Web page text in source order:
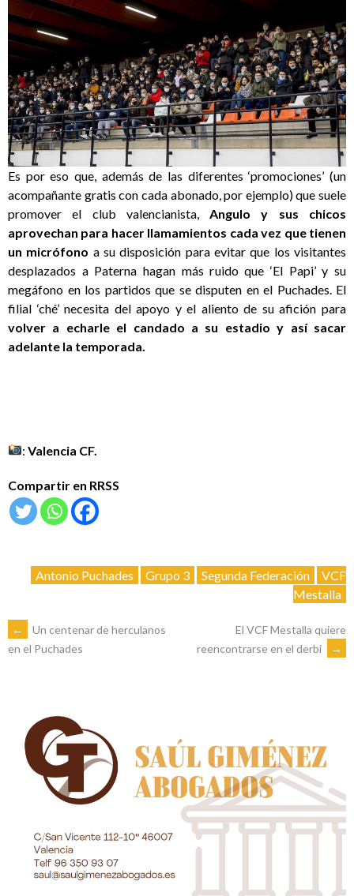
Es por eso que, además de las diferentes ‘promociones’ (un
acompañante gratis con cada abonado, por ejemplo) que suele
promover el club valencianista, Angulo y sus chicos
aprovechan para hacer llamamientos cada vez que tienen
un micrófono a su disposición para evitar que los visitantes
desplazados a Paterna hagan más ruido que ‘El Papi’ y su
megáfono en los partidos que se disputen en el Puchades. El
filial ‘ché’ necesita del apoyo y el aliento de su afición para
volver a echarle el candado a su estadio y así sacar
adelante la temporada.
:Valencia CF.
Compartir en RRSS
Antonio Puchades Grupo 3 Segunda Federación
VCF
Mestalla
NAVEGACIÓN
ENTRADAS
←
Un centenar de herculanos
en el Puchades
El VCF Mestalla quiere
reencontrarse en el derbi
→